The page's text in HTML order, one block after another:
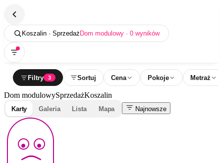
Koszalin · Sprzedaż Dom modulowy · 0 wyników
Filtry 3 Sortuj Cena Pokoje Metraż
Dom modulowySprzedażKoszalin
Karty Galeria Lista Mapa Najnowsze